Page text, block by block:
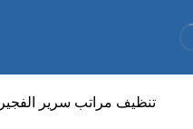
تنظيف مراتب سرير